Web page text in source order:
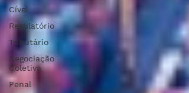
Cível
Regulatório
Tributário
Negociação
Coletiva
Penal